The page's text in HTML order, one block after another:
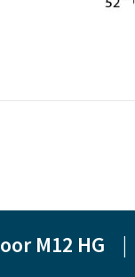
M12 HG |